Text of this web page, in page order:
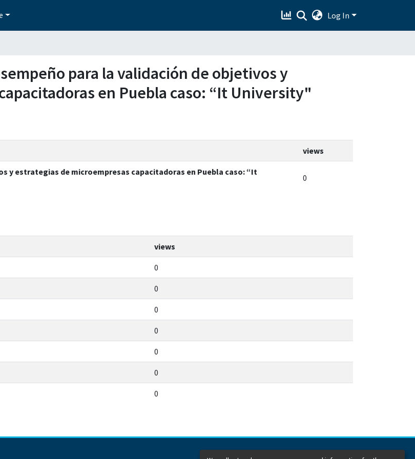
Log In
para la validación de objetivos y
en Puebla caso: “It University"
views
y estrategias de microempresas capacitadoras en Puebla caso: “It
0
views
0
0
0
0
0
0
0